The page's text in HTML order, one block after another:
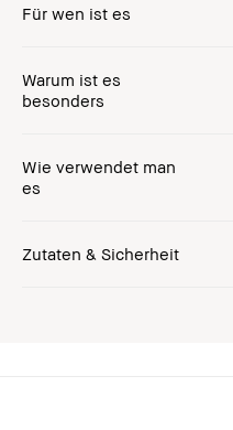
Für wen ist es
Warum ist es
besonders
Wie verwendet man
es
Zutaten & Sicherheit